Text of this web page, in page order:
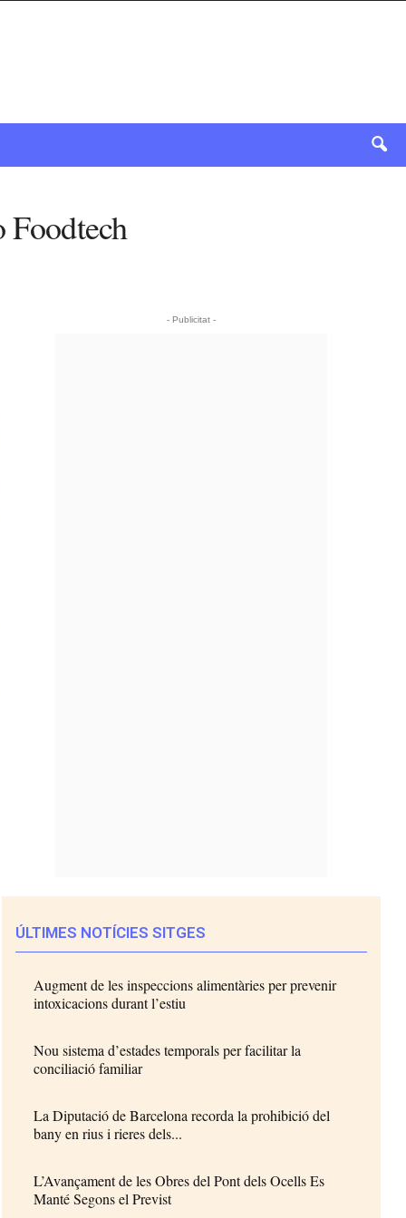
Foodtech
- Publicitat -
ÚLTIMES NOTÍCIES SITGES
Augment de les inspeccions alimentàries per prevenir
intoxicacions durant l’estiu
Nou sistema d’estades temporals per facilitar la
conciliació familiar
La Diputació de Barcelona recorda la prohibició del
bany en rius i rieres dels...
L’Avançament de les Obres del Pont dels Ocells Es
Manté Segons el Previst